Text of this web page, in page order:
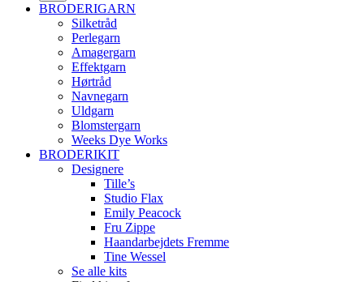
BRODERIGARN
Silketråd
Perlegarn
Amagergarn
Effektgarn
Hørtråd
Navnegarn
Uldgarn
Blomstergarn
Weeks Dye Works
BRODERIKIT
Designere
Tille’s
Studio Flax
Emily Peacock
Fru Zippe
Haandarbejdets Fremme
Tine Wessel
Se alle kits